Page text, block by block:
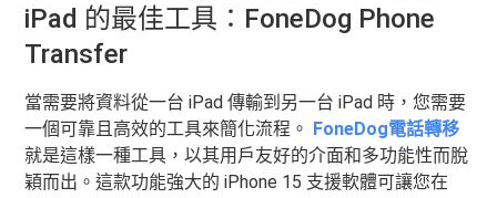
iPad 的最佳工具：FoneDog Phone
Transfer
當需要將資料從一台 iPad 傳輸到另一台 iPad 時，您需要
一個可靠且高效的工具來簡化流程。 FoneDog電話轉移
就是這樣一種工具，以其用戶友好的介面和多功能性而脫
穎而出。這款功能強大的 iPhone 15 支援軟體可讓您在